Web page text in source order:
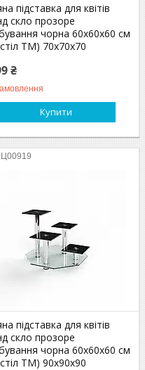
підставка для квітів
скло прозоре
чорна 60х60х60 см
ТМ) 70х70х70
₴
Купити
підставка для квітів
скло прозоре
чорна 60х60х60 см
ТМ) 90х90х90